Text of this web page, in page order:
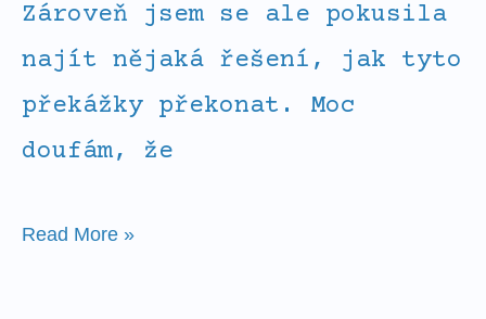
Zároveň jsem se ale pokusila
najít nějaká řešení, jak tyto
překážky překonat. Moc
doufám, že
Read More »